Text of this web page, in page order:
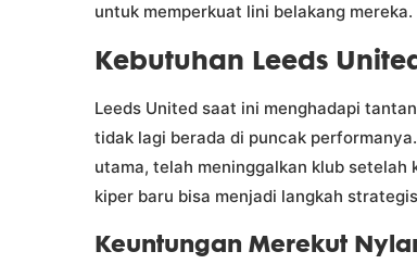
untuk memperkuat lini belakang mereka.
Kebutuhan Leeds
Leeds United saat ini menghadapi
tidak lagi berada di puncak
utama, telah meninggalkan klub
kiper baru bisa menjadi langkah
Keuntungan Merekut